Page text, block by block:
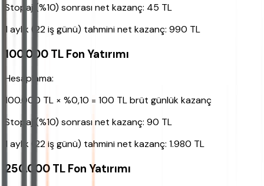
Stopaj (%10) sonrası net kazanç: 45 TL
1 aylık (22 iş günü) tahmini net kazanç: 990 TL
100.000 TL Fon Yatırımı
Hesaplama:
100.000 TL × %0,10 = 100 TL brüt günlük kazanç
Stopaj (%10) sonrası net kazanç: 90 TL
1 aylık (22 iş günü) tahmini net kazanç: 1.980 TL
250.000 TL Fon Yatırımı